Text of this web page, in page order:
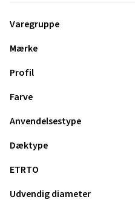
Varegruppe
Mærke
Profil
Farve
Anvendelsestype
Dæktype
ETRTO
Udvendig diameter